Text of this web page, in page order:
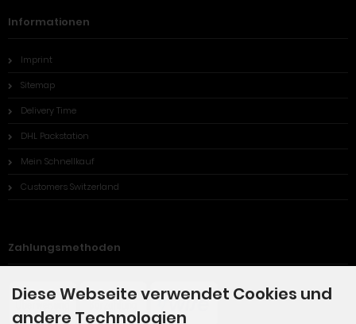
Informationen
Imprint
Sitemap
Delivery Time
DHL Packstation
Mein Schnellkauf
Customers Switzerland
Zahlungsmethoden
Diese Webseite verwendet Cookies und
andere Technologien